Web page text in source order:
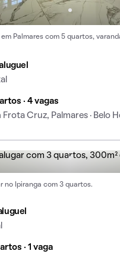
Palmares com 5 quartos,
· 4 vagas
Frota Cruz, Palmares · Belo
no Ipiranga com 3 quartos.
· 1 vaga